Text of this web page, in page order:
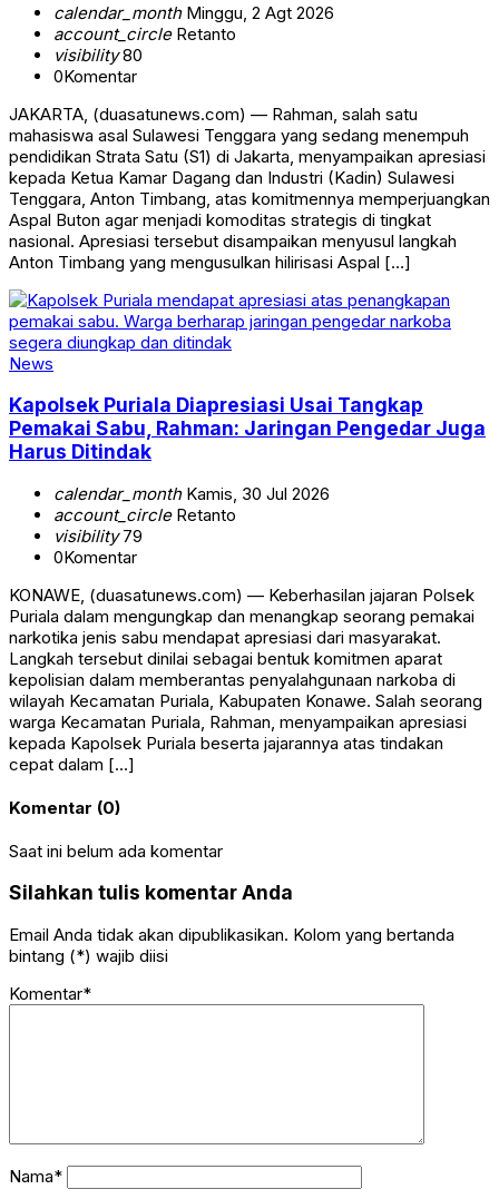
calendar_monthMinggu, 2 Agt 2026
account_circleRetanto
visibility80
0Komentar
JAKARTA, (duasatunews.com) — Rahman, salah satu
mahasiswa asal Sulawesi Tenggara yang sedang menempuh
pendidikan Strata Satu (S1) di Jakarta, menyampaikan apresiasi
kepada Ketua Kamar Dagang dan Industri (Kadin) Sulawesi
Tenggara, Anton Timbang, atas komitmennya memperjuangkan
Aspal Buton agar menjadi komoditas strategis di tingkat
nasional. Apresiasi tersebut disampaikan menyusul langkah
Anton Timbang yang mengusulkan hilirisasi Aspal […]
News
Kapolsek Puriala Diapresiasi Usai Tangkap
Pemakai Sabu, Rahman: Jaringan Pengedar Juga
Harus Ditindak
calendar_monthKamis, 30 Jul 2026
account_circleRetanto
visibility79
0Komentar
KONAWE, (duasatunews.com) — Keberhasilan jajaran Polsek
Puriala dalam mengungkap dan menangkap seorang pemakai
narkotika jenis sabu mendapat apresiasi dari masyarakat.
Langkah tersebut dinilai sebagai bentuk komitmen aparat
kepolisian dalam memberantas penyalahgunaan narkoba di
wilayah Kecamatan Puriala, Kabupaten Konawe. Salah seorang
warga Kecamatan Puriala, Rahman, menyampaikan apresiasi
kepada Kapolsek Puriala beserta jajarannya atas tindakan
cepat dalam […]
Komentar (0)
Saat ini belum ada komentar
Silahkan tulis komentar Anda
Email Anda tidak akan dipublikasikan. Kolom yang bertanda
bintang (*) wajib diisi
Komentar*
Nama*